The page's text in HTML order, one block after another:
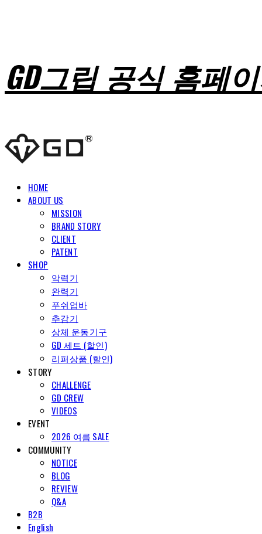
GD그립 공식 홈페
HOME
ABOUT US
MISSION
BRAND STORY
CLIENT
PATENT
SHOP
악력기
완력기
푸쉬업바
추감기
상체 운동기구
GD 세트 (할인)
리퍼상품 (할인)
STORY
CHALLENGE
GD CREW
VIDEOS
EVENT
2026 여름 SALE
COMMUNITY
NOTICE
BLOG
REVIEW
Q&A
B2B
English